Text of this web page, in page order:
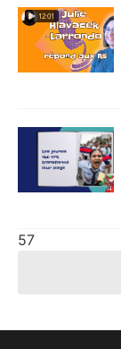
12:01
57